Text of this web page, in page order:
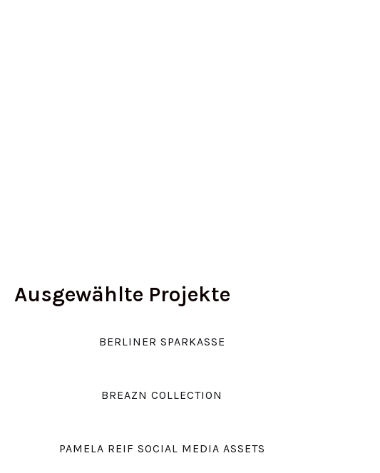
Ausgewählte Projekte
BERLINER SPARKASSE
BREAZN COLLECTION
PAMELA REIF SOCIAL MEDIA ASSETS